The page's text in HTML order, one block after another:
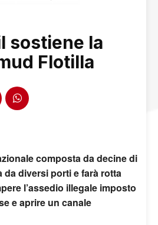
sostiene la
Flotilla
composta da decine di
da diversi porti e farà rotta
l’assedio illegale imposto
e aprire un canale